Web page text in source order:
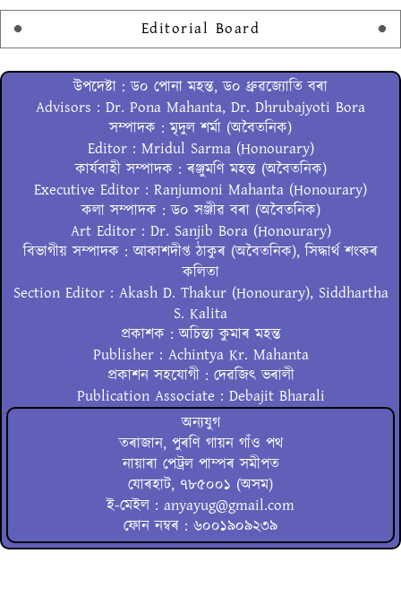
Editorial Board
উপদেষ্টা : ড০ পোনা মহন্ত, ড০ ধ্ৰুৱজ্যোতি বৰা
Advisors : Dr. Pona Mahanta, Dr. Dhrubajyoti Bora
সম্পাদক : মৃদুল শৰ্মা (অবৈতনিক)
Editor : Mridul Sarma (Honourary)
কাৰ্যবাহী সম্পাদক : ৰঞ্জুমণি মহন্ত (অবৈতনিক)
Executive Editor : Ranjumoni Mahanta (Honourary)
কলা সম্পাদক : ড০ সঞ্জীৱ বৰা (অবৈতনিক)
Art Editor : Dr. Sanjib Bora (Honourary)
বিভাগীয় সম্পাদক : আকাশদীপ্ত ঠাকুৰ (অবৈতনিক), সিদ্ধাৰ্থ শংকৰ
কলিতা
Section Editor : Akash D. Thakur (Honourary), Siddhartha
S. Kalita
প্ৰকাশক : অচিন্ত্য কুমাৰ মহন্ত
Publisher : Achintya Kr. Mahanta
প্ৰকাশন সহযোগী : দেৱজিৎ ভৰালী
Publication Associate : Debajit Bharali
অন্যযুগ
তৰাজান, পুৰণি গায়ন গাঁও পথ
নায়াৰা পেট্ৰল পাম্পৰ সমীপত
যোৰহাট, ৭৮৫০০১ (অসম)
ই-মেইল : anyayug@gmail.com
ফোন নম্বৰ : ৬০০১৯০৯২৩৯